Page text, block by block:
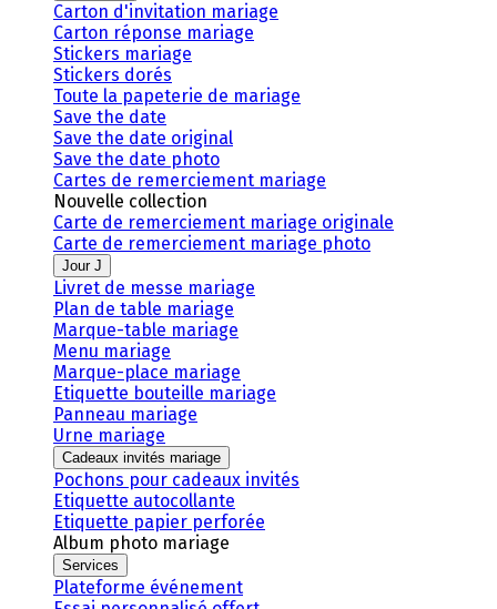
Carton d'invitation mariage
Carton réponse mariage
Stickers mariage
Stickers dorés
Toute la papeterie de mariage
Save the date
Save the date original
Save the date photo
Cartes de remerciement mariage
Nouvelle collection
Carte de remerciement mariage originale
Carte de remerciement mariage photo
Jour J
Livret de messe mariage
Plan de table mariage
Marque-table mariage
Menu mariage
Marque-place mariage
Etiquette bouteille mariage
Panneau mariage
Urne mariage
Cadeaux invités mariage
Pochons pour cadeaux invités
Etiquette autocollante
Etiquette papier perforée
Album photo mariage
Services
Plateforme événement